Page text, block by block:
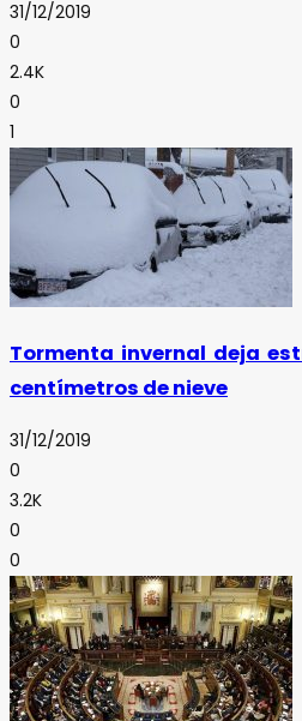
31/12/2019
0
2.4K
0
1
Tormenta invernal deja
centímetros de nieve
31/12/2019
0
3.2K
0
0